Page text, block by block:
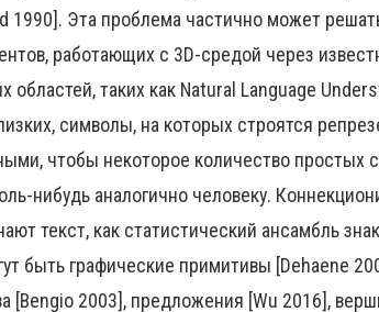
1990]. Эта проблема частично может
работающих с 3D-средой через
областей, таких как Natural Language
символы, на которых строятся
чтобы некоторое количество простых
нибудь аналогично человеку.
текст, как статистический ансамбль
быть графические примитивы [Dehaene
[Bengio 2003], предложения [Wu 2016],